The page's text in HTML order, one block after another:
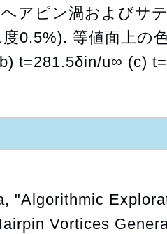
アピン渦およびサ
度0.5%). 等値面上の
t=281.5δin/u∞ (c)
"Algorithmic
Vortices